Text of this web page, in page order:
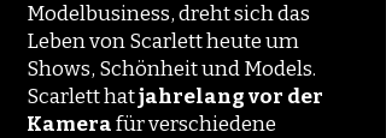
Modelbusiness, dreht sich das
Leben von Scarlett heute um
Shows, Schönheit und Models.
Scarlett hatjahrelang vor der
Kamerafür verschiedene